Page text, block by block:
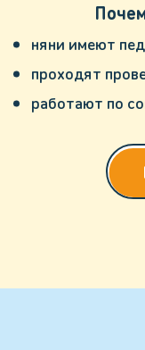
няни имеют
проходят
работают по